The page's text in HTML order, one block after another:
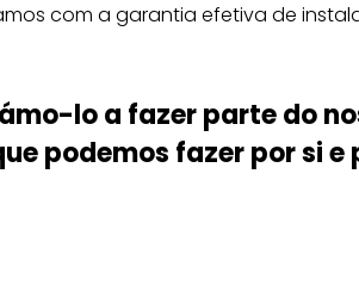
com a garantia efetiva de
lo a fazer parte do
podemos fazer por si